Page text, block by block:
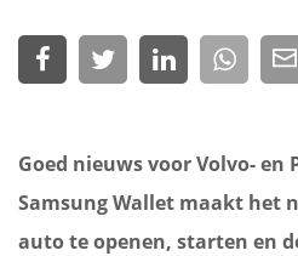
Goed nieuws voor Volvo- en
Samsung Wallet maakt het
auto te openen, starten en